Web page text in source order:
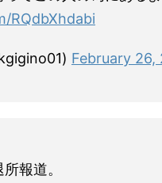
RQdbXhdabi
February 26,
報道。